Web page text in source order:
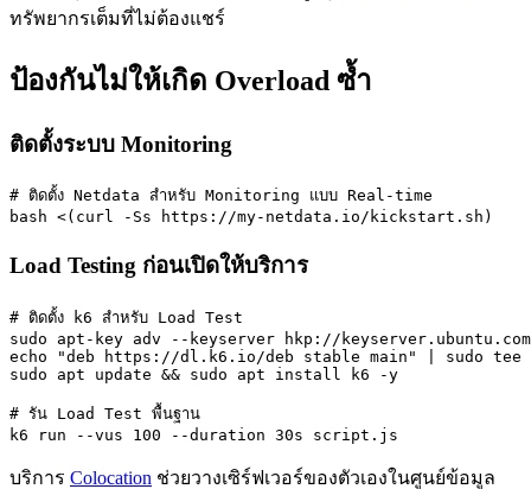
ทรัพยากรเต็มที่ไม่ต้องแชร์
ป้องกันไม่ให้เกิด Overload ซ้ำ
ติดตั้งระบบ Monitoring
# ติดตั้ง Netdata สำหรับ Monitoring แบบ Real-time
bash <(curl -Ss https://my-netdata.io/kickstart.sh)
Load Testing ก่อนเปิดให้บริการ
# ติดตั้ง k6 สำหรับ Load Test
sudo apt-key adv --keyserver hkp://keyserver.ubuntu.com:80
echo "deb https://dl.k6.io/deb stable main" | sudo
sudo apt update && sudo apt install k6 -y
# รัน Load Test พื้นฐาน
k6 run --vus 100 --duration 30s script.js
บริการ Colocation ช่วยวางเซิร์ฟเวอร์ของตัวเองในศูนย์ข้อมูล